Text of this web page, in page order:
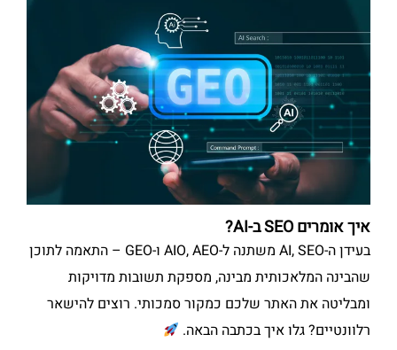
איך אומרים SEO ב-AI?
בעידן ה-AI, SEO משתנה ל-AIO, AEO ו-GEO – התאמה לתוכן
שהבינה המלאכותית מבינה, מספקת תשובות מדויקות
ומבליטה את האתר שלכם כמקור סמכותי. רוצים להישאר
רלוונטיים? גלו איך בכתבה הבאה.